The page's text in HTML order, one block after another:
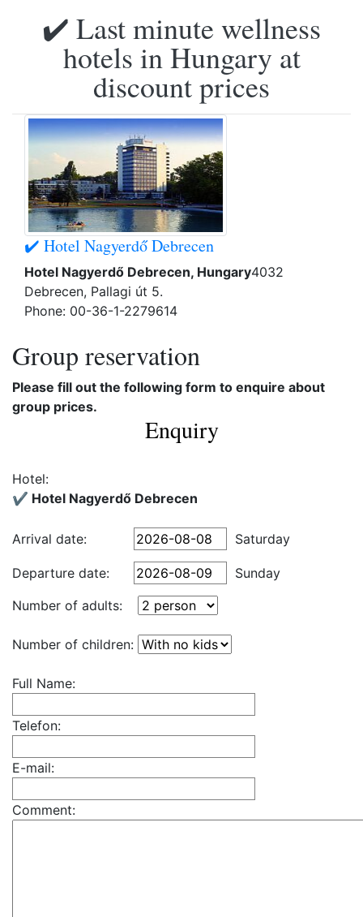
✔️ Last minute wellness
hotels in Hungary at
discount prices
✔️ Hotel Nagyerdő Debrecen
Hotel Nagyerdő Debrecen, Hungary4032
Debrecen, Pallagi út 5.
Phone: 00-36-1-2279614
Group reservation
Please fill out the following form to enquire about
group prices.
Enquiry
Hotel:
✔️ Hotel Nagyerdő Debrecen
Arrival date: Saturday
Departure date:
Sunday
Number of adults:
Number of children:
Full Name:
Telefon:
E-mail:
Comment: